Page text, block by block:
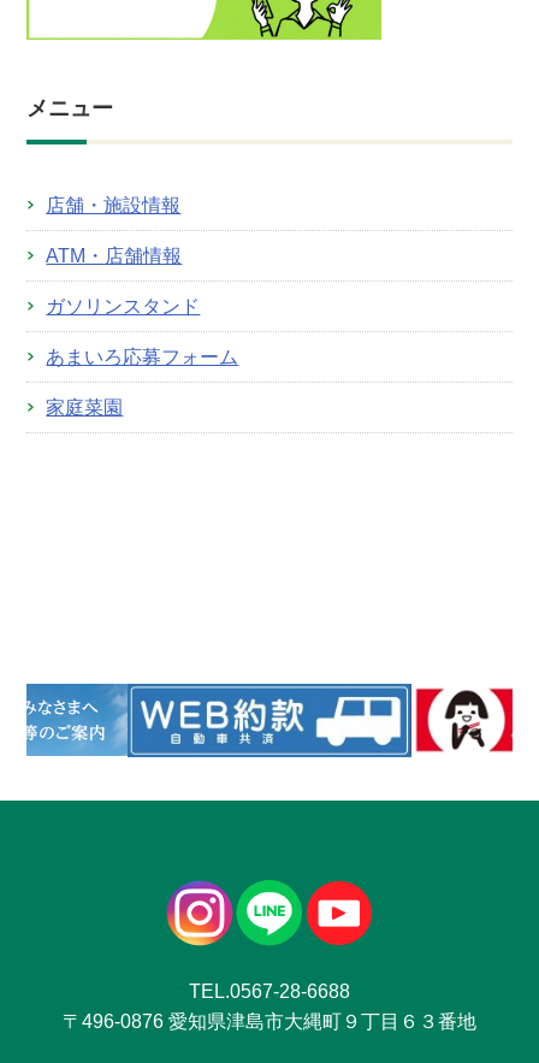
メニュー
店舗・施設情報
ATM・店舗情報
ガソリンスタンド
あまいろ応募フォーム
家庭菜園
TEL.0567-28-6688
〒496-0876 愛知県津島市大縄町９丁目６３番地